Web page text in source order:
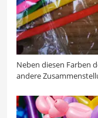
Neben diesen Farben
andere